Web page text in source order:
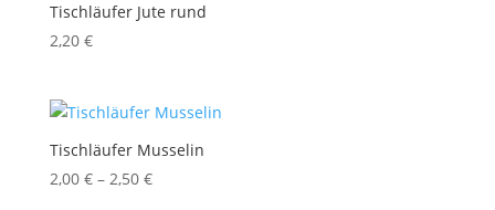
Tischläufer Jute rund
2,20 €
Tischläufer Musselin
2,00 € – 2,50 €Preisspanne: